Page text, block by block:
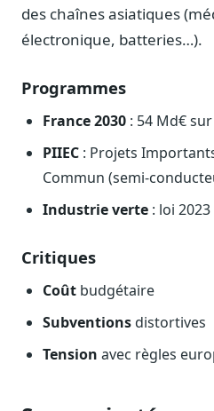
des chaînes asiatiques
électronique, batteries…).
Programmes
France 2030 : 54 Md€
PIIEC : Projets
Commun (semi-
Industrie verte : loi 2023
Critiques
Coût budgétaire
Subventionsdistortives
Tension avec règles